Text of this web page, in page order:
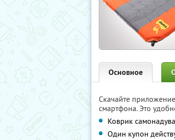
Основное
Скачайте
смартфона. Это
Коврик
Один купон